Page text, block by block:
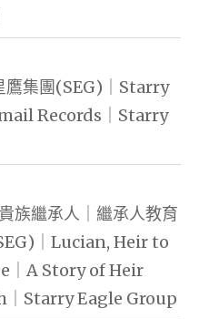
鷹集團(SEG)｜Starry
Records｜Starry
族繼承人｜繼承人教育
｜Lucian, Heir to
｜A Story of Heir
Starry Eagle Group